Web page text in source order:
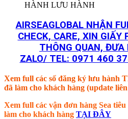
HÀNH LƯU HÀNH
AIRSEAGLOBAL NHẬN
CHECK, CARE, XIN GIẤY
THÔNG QUAN, ĐƯA
ZALO/ TEL: 0971 460
Xem full các số đăng ký lưu hành
đã làm cho khách hàng (update
Xem full các vận đơn hàng Sea
làm cho khách hàng TẠI ĐÂY